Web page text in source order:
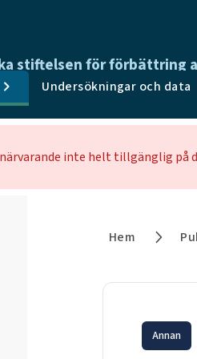
stiftelsen för förbättring
Undersökningar och data
inte helt tillgänglig på
Hem
Annan